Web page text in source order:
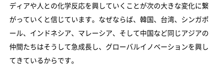
ディアや人との化学反応を興していくことが次の大きな変化に繋
がっていくと信じています。なぜならば、韓国、台湾、シンガポ
ール、インドネシア、マレーシア、そして中国など同じアジアの
仲間たちはそうして急成長し、グローバルイノベーションを興し
てきているからです。